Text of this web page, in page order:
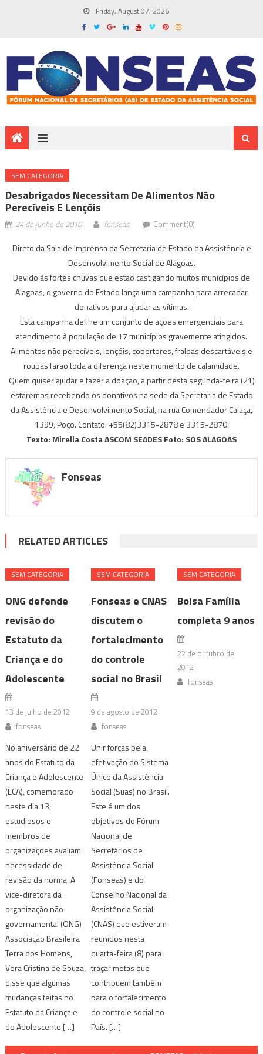
Friday, August 07, 2026
SEM CATEGORIA
Desabrigados Necessitam De Alimentos Não
Perecíveis E Lençóis
24 de junho de 2010 fonseas Comment(0)
Direto da Sala de Imprensa da Secretaria de Estado da Assistência e
Desenvolvimento Social de Alagoas.
Devido às fortes chuvas que estão castigando muitos municípios de
Alagoas, o governo do Estado lança uma campanha para arrecadar
donativos para ajudar as vítimas.
Esta campanha define um conjunto de ações emergenciais para
atendimento à população de 17 municípios gravemente atingidos.
Alimentos não perecíveis, lençóis, cobertores, fraldas descartáveis e
roupas farão toda a diferença neste momento de calamidade.
Quem quiser ajudar e fazer a doação, a partir desta segunda-feira (21)
estaremos recebendo os donativos na sede da Secretaria de Estado
da Assistência e Desenvolvimento Social, na rua Comendador Calaça,
1399, Poço. Contato: +55(82)3315-2878 e 3315-2870.
Texto: Mirella Costa ASCOM SEADES Foto: SOS ALAGOAS
Fonseas
RELATED ARTICLES
SEM CATEGORIA
ONG defende
revisão do
Estatuto da
Criança e do
Adolescente
13 de julho de 2012
fonseas
No aniversário de 22
anos do Estatuto da
Criança e Adolescente
(ECA), comemorado
neste dia 13,
estudiosos e
membros de
organizações avaliam
necessidade de
revisão da norma. A
vice-diretora da
organização não
governamental (ONG)
Associação Brasileira
Terra dos Homens,
Vera Cristina de Souza,
disse que algumas
mudanças feitas no
Estatuto da Criança e
do Adolescente […]
SEM CATEGORIA
Fonseas e CNAS
discutem o
fortalecimento
do controle
social no Brasil
9 de agosto de 2012
fonseas
Unir forças pela
efetivação do Sistema
Único da Assistência
Social (Suas) no Brasil.
Este é um dos
objetivos do Fórum
Nacional de
Secretários de
Assistência Social
(Fonseas) e do
Conselho Nacional da
Assistência Social
(CNAS) que estiveram
reunidos nesta
quarta-feira (8) para
traçar metas que
contribuem também
para o fortalecimento
do controle social no
País. […]
SEM CATEGORIA
Bolsa Família
completa 9 anos
22 de outubro de
2012
fonseas